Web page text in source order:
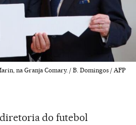
na Granja Comary. / B. Domingos / AFP
do futebol